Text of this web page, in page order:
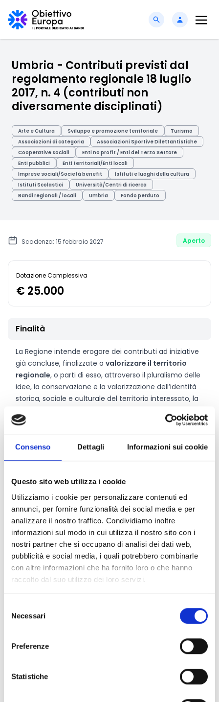
Consenso Dettagli Informazioni sui cookie
Questo sito web utilizza i cookie
Utilizziamo i cookie per personalizzare contenuti ed
annunci, per fornire funzionalità dei social media e per
analizzare il nostro traffico. Condividiamo inoltre
informazioni sul modo in cui utilizza il nostro sito con i
nostri partner che si occupano di analisi dei dati web,
pubblicità e social media, i quali potrebbero combinarle
con altre informazioni che ha fornito loro o che hanno
raccolto dal suo utilizzo dei loro servizi.
delNecessari
Preferenze
Statistiche
Umbria - Contributi previsti dal
regolamento regionale 18 luglio
2017, n. 4 (contributi non
diversamente disciplinati)
Arte e Cultura Sviluppo e promozione territoriale
Turismo
Associazioni di categoria
Associazioni Sportive Dilettantistiche
Cooperative sociali
Enti no profit / Enti del Terzo Settore
Enti pubblici
Enti territoriali/Enti locali
Imprese sociali/Società benefit
Istituti e luoghi della cultura
Istituti Scolastici
Università/Centri di ricerca
Bandi regionali / locali
Umbria Fondo perduto
Scadenza: 15 febbraio 2027 Aperto
Dotazione Complessiva
€ 25.000
Finalità
La Regione intende erogare dei contributi ad iniziative
già concluse, finalizzate a valorizzare il territorio
regionale, o parti di esso, attraverso il pluralismo delle
idee, la conservazione e la valorizzazione dell’identità
storica, sociale e culturale del territorio interessato, la
territorio stesso, l’attività di ricerca nei diversi settori
della vita regionale.
Conosci Obiettivo Europa?
Prova gratis